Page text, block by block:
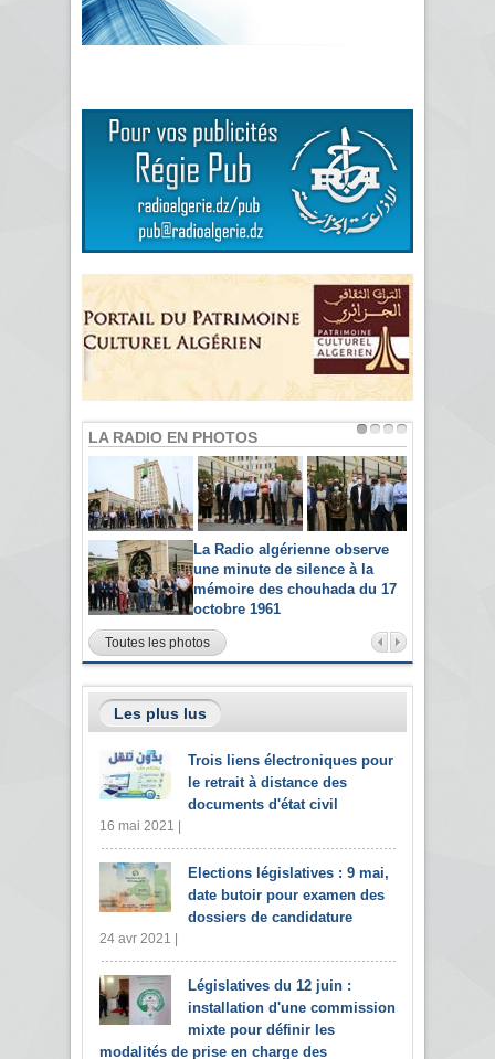
LA RADIO EN PHOTOS
La Radio algérienne observe
une minute de silence à la
mémoire des chouhada du 17
octobre 1961
Toutes les photos
Les plus lus
Trois liens électroniques pour
le retrait à distance des
documents d'état civil
16 mai 2021 |
Elections législatives : 9 mai,
date butoir pour examen des
dossiers de candidature
24 avr 2021 |
Législatives du 12 juin :
installation d'une commission
mixte pour définir les
modalités de prise en charge des